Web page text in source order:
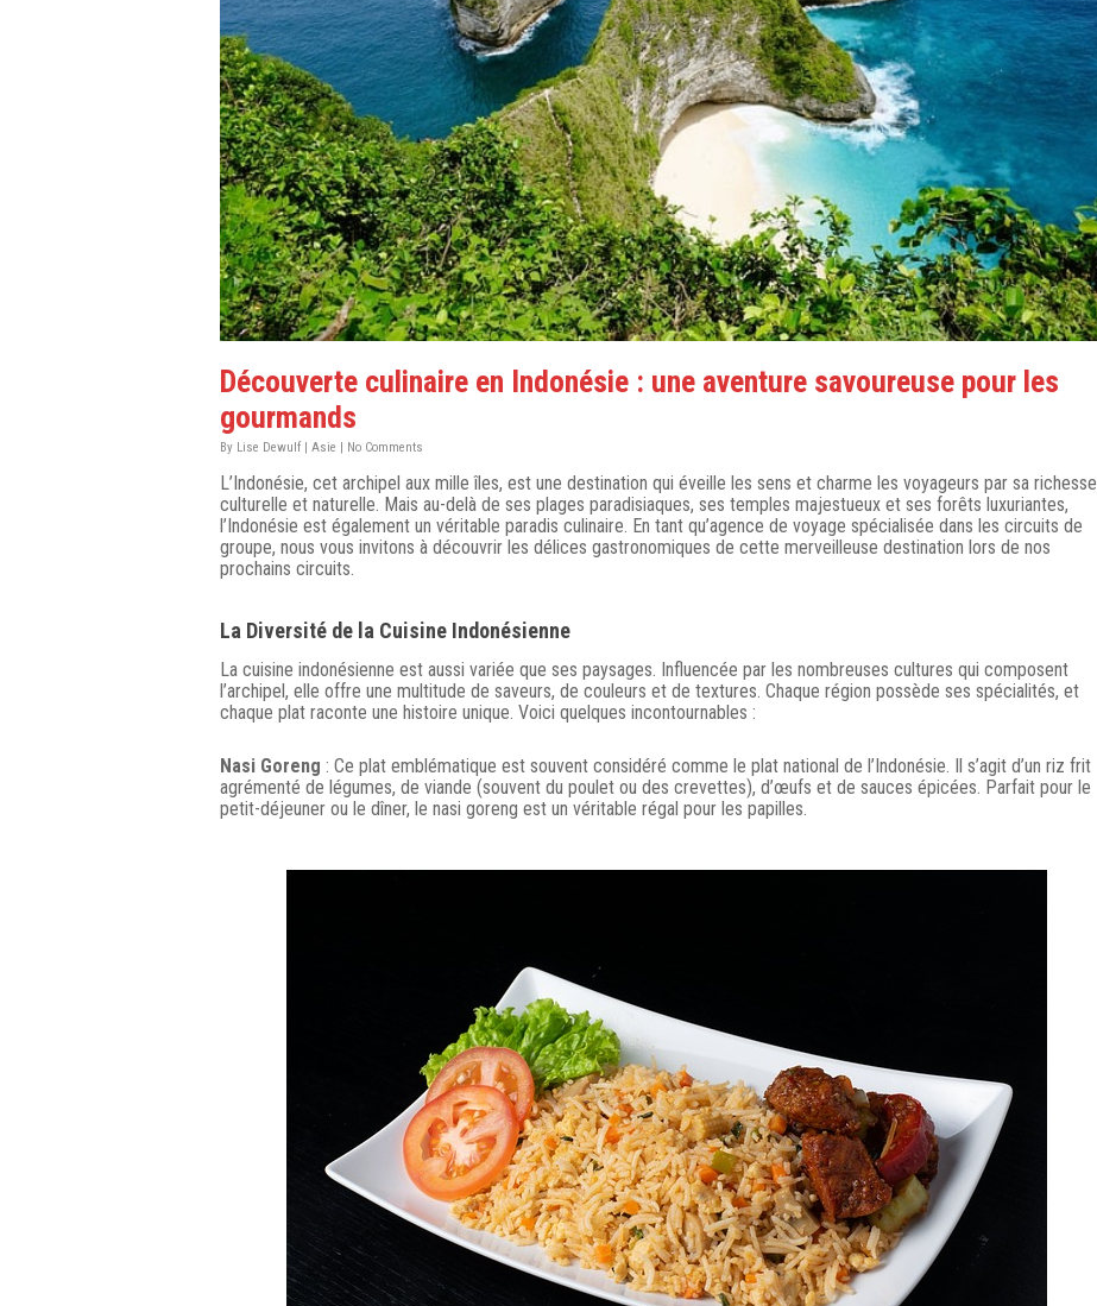
Découverte culinaire en Indonésie : une aventure savoureuse pour les
gourmands
By Lise Dewulf | Asie | No Comments
L’Indonésie, cet archipel aux mille îles, est une destination qui éveille les sens et charme les voyageurs par sa richesse
culturelle et naturelle. Mais au-delà de ses plages paradisiaques, ses temples majestueux et ses forêts luxuriantes,
l’Indonésie est également un véritable paradis culinaire. En tant qu’agence de voyage spécialisée dans les circuits de
groupe, nous vous invitons à découvrir les délices gastronomiques de cette merveilleuse destination lors de nos
prochains circuits.
La Diversité de la Cuisine Indonésienne
La cuisine indonésienne est aussi variée que ses paysages. Influencée par les nombreuses cultures qui composent
l’archipel, elle offre une multitude de saveurs, de couleurs et de textures. Chaque région possède ses spécialités, et
chaque plat raconte une histoire unique. Voici quelques incontournables :
Nasi Goreng : Ce plat emblématique est souvent considéré comme le plat national de l’Indonésie. Il s’agit d’un riz frit
agrémenté de légumes, de viande (souvent du poulet ou des crevettes), d’œufs et de sauces épicées. Parfait pour le
petit-déjeuner ou le dîner, le nasi goreng est un véritable régal pour les papilles.